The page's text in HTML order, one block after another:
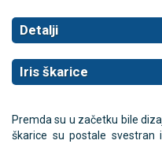
Detalji
Iris škarice
Premda su u začetku bile
škarice su postale